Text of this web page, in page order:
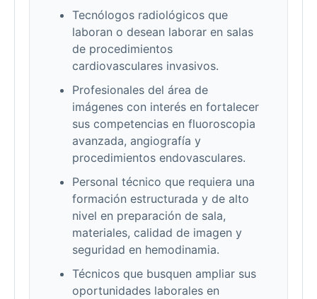
Tecnólogos radiológicos que
laboran o desean laborar en salas
de procedimientos
cardiovasculares invasivos.
Profesionales del área de
imágenes con interés en fortalecer
sus competencias en fluoroscopia
avanzada, angiografía y
procedimientos endovasculares.
Personal técnico que requiera una
formación estructurada y de alto
nivel en preparación de sala,
materiales, calidad de imagen y
seguridad en hemodinamia.
Técnicos que busquen ampliar sus
oportunidades laborales en